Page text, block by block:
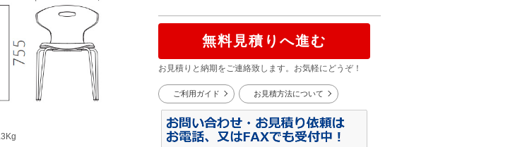
無料見積りへ進む
お見積りと納期をご連絡致します。お気軽にどうぞ！
ご利用ガイド お見積方法について